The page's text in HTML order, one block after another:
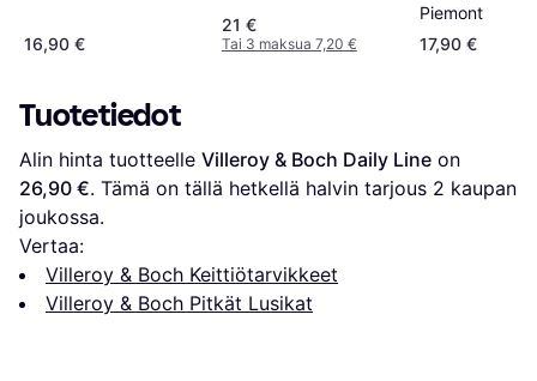
16,90 €
21 €
Tai 3 maksua 7,20 €
Piemont
17,90 €
Tuotetiedot
Alin hinta tuotteelle Villeroy & Boch Daily Line
26,90 €. Tämä on tällä hetkellä halvin tarjous 2 kaupan
joukossa.
Vertaa:
Villeroy & Boch Keittiötarvikkeet
Villeroy & Boch Pitkät Lusikat